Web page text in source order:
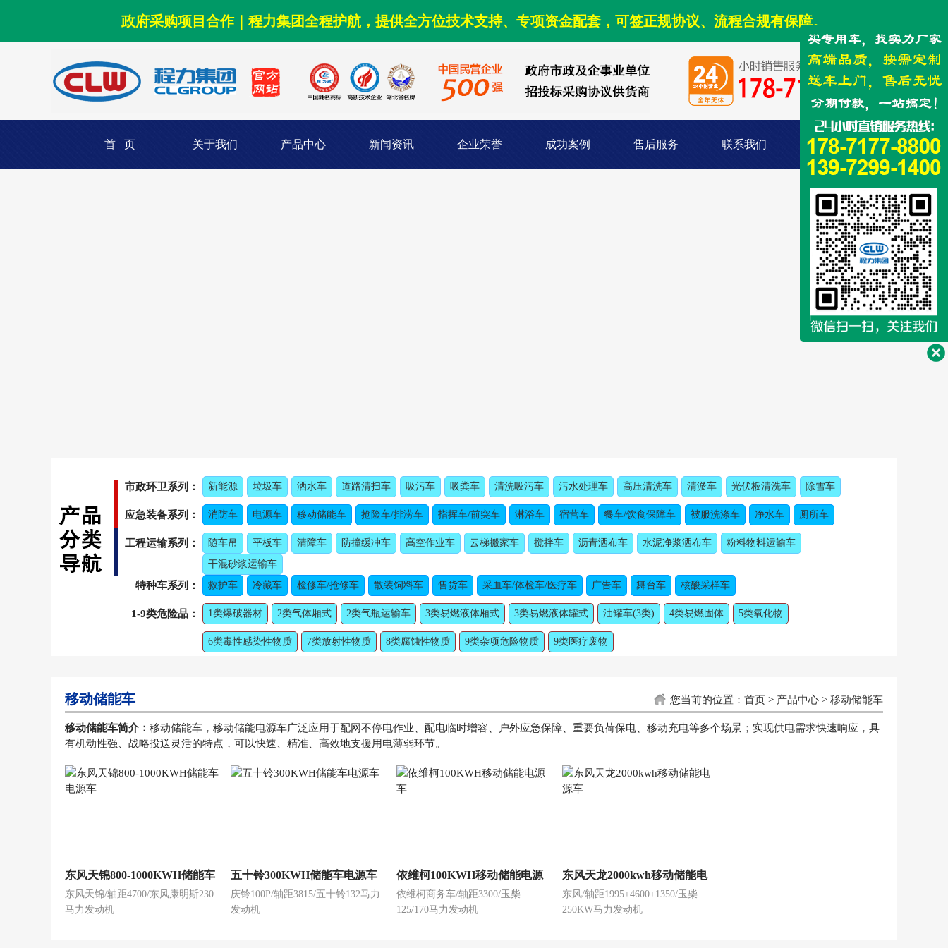
政府采购项目合作｜程力集团全程护航，提供全方位技术支持、专项资金配套，可签正规协议、流程合规有保障。
首 页 关于我们 产品中心 新闻资讯 企业荣誉 成功案例 售后服务 联系我们
市政环卫系列： 新能源 垃圾车 洒水车 道路清扫车 吸污车 吸粪车 清洗吸污车 污水处理车 高压清洗车 清淤车 光伏板清洗车 除雪车
应急装备系列： 消防车 电源车 移动储能车 抢险车/排涝车 指挥车/前突车 淋浴车 宿营车 餐车/饮食保障车 被服洗涤车 净水车 厕所车
工程运输系列： 随车吊 平板车 清障车 防撞缓冲车 高空作业车 云梯搬家车 搅拌车 沥青洒布车 水泥净浆洒布车
粉料物料运输车
干混砂浆运输车
特种车系列： 救护车 冷藏车 检修车/抢修车 散装饲料车 售货车 采血车/体检车/医疗车 广告车 舞台车 核酸采样车
1-9类危险品： 1类爆破器材 2类气体厢式 2类气瓶运输车 3类易燃液体厢式 3类易燃液体罐式 油罐车(3类) 4类易燃固体 5类氧化物
6类毒性感染性物质 7类放射性物质 8类腐蚀性物质 9类杂项危险物质 9类医疗废物
移动储能车 您当前的位置： 首页 > 产品中心 > 移动储能车
移动储能车简介： 移动储能车，移动储能电源车广泛应用于配网不停电作业、配电临时增容、户外应急保障、重要负荷保电、移动充电等多个场景；实现供电需求快速响应，具
有机动性强、战略投送灵活的特点，可以快速、精准、高效地支援用电薄弱环节。
东风天锦800-1000KWH储能车
电源车
东风天锦/轴距4700/东风康明斯230
马力发动机
五十铃300KWH储能车电源车
庆铃100P/轴距3815/五十铃132马力
发动机
依维柯100KWH移动储能电源
车
依维柯商务车/轴距3300/玉柴
125/170马力发动机
东风天龙2000kwh移动储能电
源车
东风/轴距1995+4600+1350/玉柴
250KW马力发动机